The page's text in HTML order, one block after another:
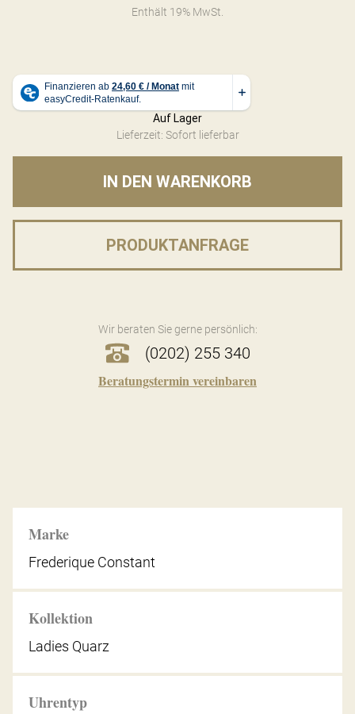
Enthält 19% MwSt.
Auf Lager
Lieferzeit: Sofort lieferbar
IN DEN WARENKORB
PRODUKTANFRAGE
Wir beraten Sie gerne persönlich:
(0202) 255 340
Beratungstermin vereinbaren
Marke
Frederique Constant
Kollektion
Ladies Quarz
Uhrentyp